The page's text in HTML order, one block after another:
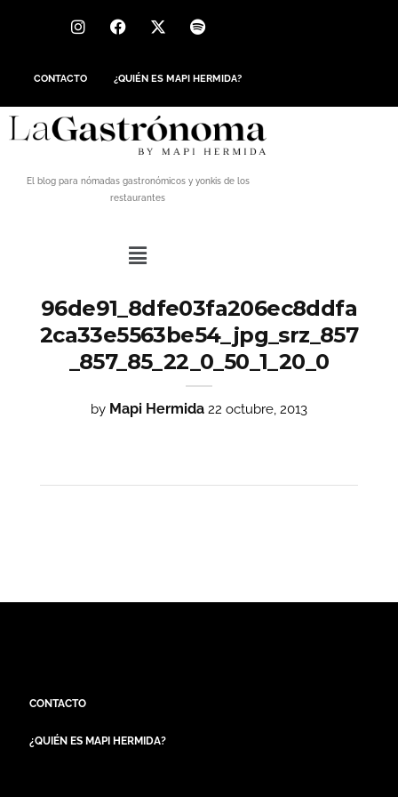
CONTACTO ¿QUIÉN ES MAPI HERMIDA?
El blog para nómadas gastronómicos y yonkis de los
restaurantes
96de91_8dfe03fa206ec8ddfa
2ca33e5563be54_jpg_srz_857
_857_85_22_0_50_1_20_0
by Mapi Hermida 22 octubre, 2013
CONTACTO
¿QUIÉN ES MAPI HERMIDA?